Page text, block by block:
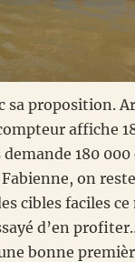
sa proposition.
affiche
180
on
cibles faciles
d’en
bonne